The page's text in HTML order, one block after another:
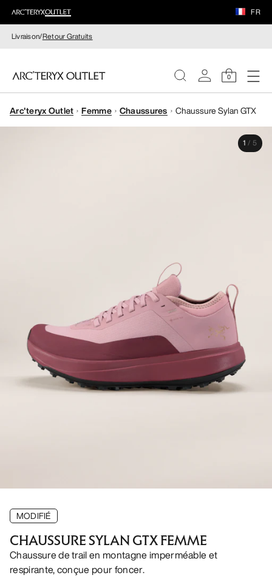
FR
Livraison/Retour Gratuits
0
FEMME
Arc'teryx Outlet Femme Chaussures Chaussure Sylan GTX
1 / 5
MODIFIÉ
CHAUSSURE SYLAN GTX FEMME
Chaussure de trail en montagne imperméable et
respirante, conçue pour foncer.